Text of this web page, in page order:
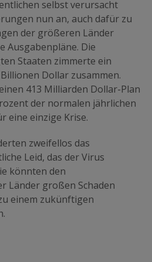
selbst verursacht
nun an, auch dafür zu
der größeren Länder
Ausgabenpläne. Die
Staaten zimmerte ein
Dollar zusammen.
413 Milliarden Dollar-Plan
der normalen jährlichen
eine einzige Krise.
zweifellos das
Leid, das der Virus
könnten den
Länder großen Schaden
einem zukünftigen